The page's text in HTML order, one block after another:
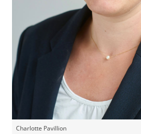
Charlotte Pavillion